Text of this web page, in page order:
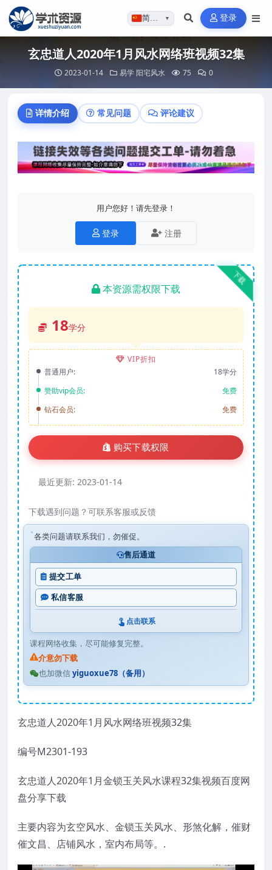
简体…▼ 登录
玄忠道人2020年1月风水网络班视频32集
2023-01-14 易学 阳宅风水 75 0
详情介绍 常见问题 评论建议
用户您好！请先登录！
登录 注册
下载
本资源需权限下载
18学分
VIP折扣
普通用户:
18学分
赞助vip会员:
免费
钻石会员:
免费
购买下载权限
最近更新: 2023-01-14
下载遇到问题？可联系客服或反馈
各类问题请联系我们，勿催促。
售后通道
提交工单
私信客服
点击联系
课程网络收集，尽可能修复完整。
介意勿下载
也加微信yiguoxue78（备用）
玄忠道人2020年1月风水网络班视频32集
编号M2301-193
玄忠道人2020年1月金锁玉关风水课程32集视频百度网
盘分享下载
主要内容为玄空风水、金锁玉关风水、形煞化解，催财
催文昌、店铺风水，室内布局等。.